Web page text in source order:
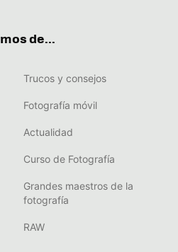
de...
Trucos y consejos
Fotografía móvil
Actualidad
Curso de Fotografía
Grandes maestros de la
fotografía
RAW